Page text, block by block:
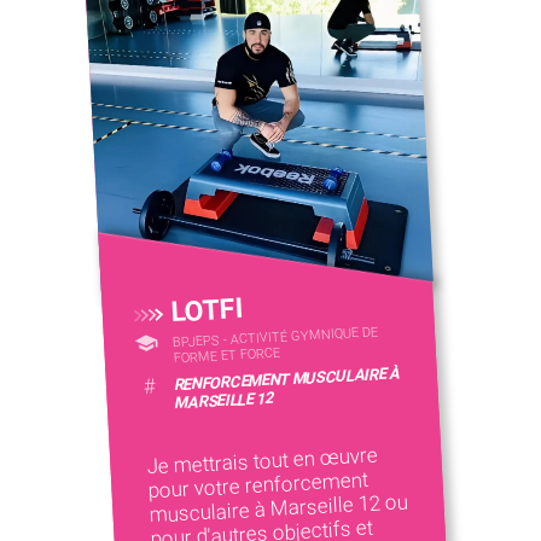
LOTFI
BPJEPS - ACTIVITÉ GYMNIQUE DE
FORME ET FORCE
# RENFORCEMENT MUSCULAIRE À
MARSEILLE 12
Je mettrais tout en œuvre
pour votre renforcement
musculaire à Marseille 12 ou
pour d'autres objectifs et